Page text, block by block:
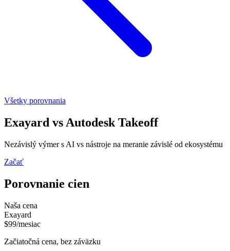
Všetky porovnania
Exayard vs Autodesk Takeoff
Nezávislý výmer s AI vs nástroje na meranie závislé od ekosystému
Začať
Porovnanie cien
Naša cena
Exayard
$99/mesiac
Začiatočná cena, bez záväzku